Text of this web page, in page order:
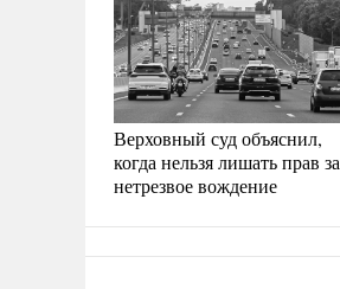
Верховный суд объяснил,
когда нельзя лишать прав за
нетрезвое вождение